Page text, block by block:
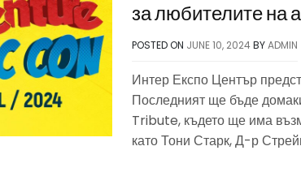
за любителите на
POSTED ON JUNE 10, 2024BYADMIN
Интер Експо Център
Последният ще бъде
Tribute, където ще има
като Тони Старк, Д-р